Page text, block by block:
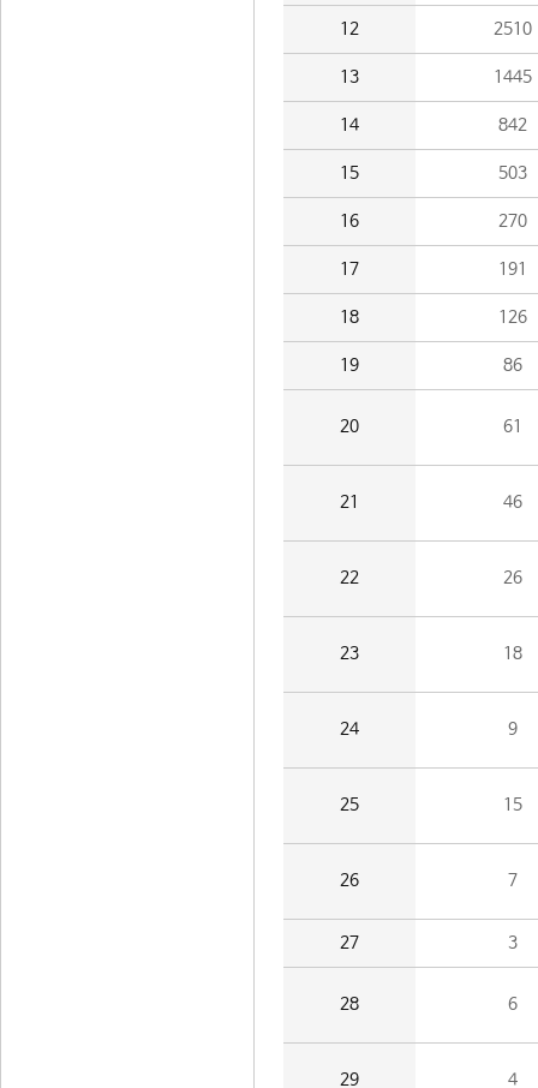
12 2510
13 1445
14 842
15 503
16 270
17 191
18 126
19 86
20 61
21 46
22 26
23 18
24 9
25 15
26 7
27 3
28 6
29 4